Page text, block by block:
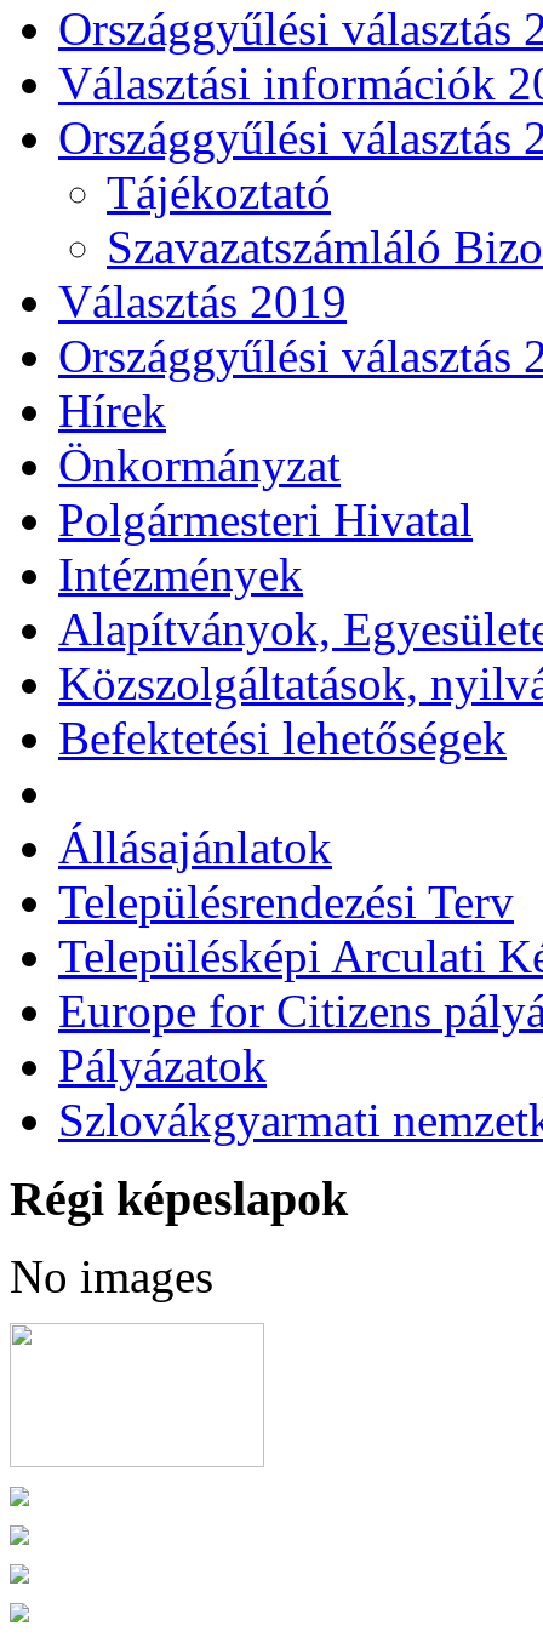
Országgyűlési választás
Választási információk
Országgyűlési választás
Tájékoztató
Szavazatszámláló
Választás 2019
Országgyűlési választás
Hírek
Önkormányzat
Polgármesteri Hivatal
Intézmények
Alapítványok,
Közszolgáltatások,
Befektetési lehetőségek
Állásajánlatok
Településrendezési Terv
Településképi Arculati
Europe for Citizens
Pályázatok
Szlovákgyarmati
Régi képeslapok
No images